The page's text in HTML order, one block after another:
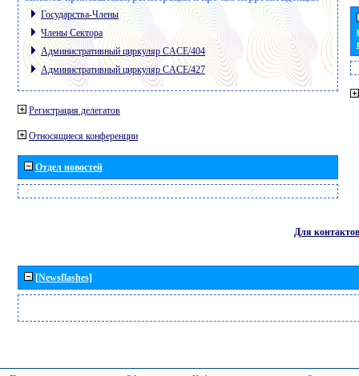
Государства-Члены
Члены Сектора
Административный циркуляр CACE/404
Административный циркуляр CACE/427
Регистрация делегатов
Относящиеся конференции
Отдел новостей
Для контактов
[Newsflashes]